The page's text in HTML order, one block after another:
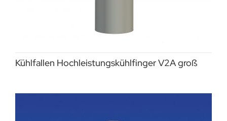
Kühlfallen Hochleistungskühlfinger V2A groß